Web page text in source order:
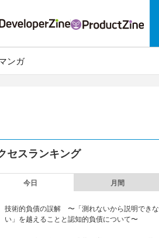
ンガ
セスランキング
今日 月間
技術的負債の誤解 〜「測れないから説明できな
い」を越えることと認知的負債について〜